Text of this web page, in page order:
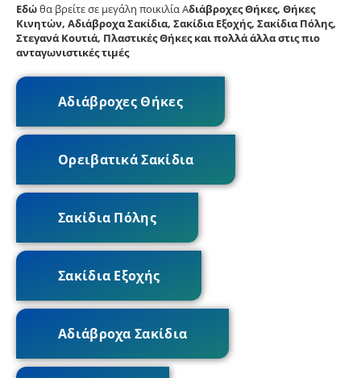
Εδώθα βρείτε σε μεγάλη ποικιλία Αδιάβροχες Θήκες, Θήκες
Κινητών, Αδιάβροχα Σακίδια, Σακίδια Εξοχής, Σακίδια Πόλης,
Στεγανά Κουτιά, Πλαστικές Θήκες και πολλά άλλα στις πιο
ανταγωνιστικές τιμές
Αδιάβροχες Θήκες
Ορειβατικά Σακίδια
Σακίδια Πόλης
Σακίδια Εξοχής
Αδιάβροχα Σακίδια